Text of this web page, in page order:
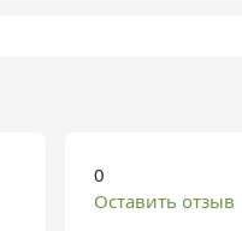
0
Оставить отзыв